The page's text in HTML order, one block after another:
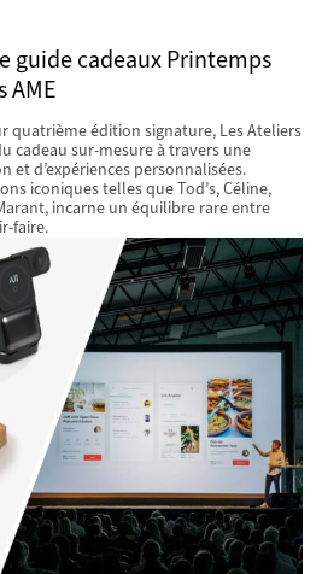
guide cadeaux Printemps
AME
quatrième édition signature, Les Ateliers
cadeau sur-mesure à travers une
et d’expériences personnalisées.
iconiques telles que Tod’s, Céline,
incarne un équilibre rare entre
faire.